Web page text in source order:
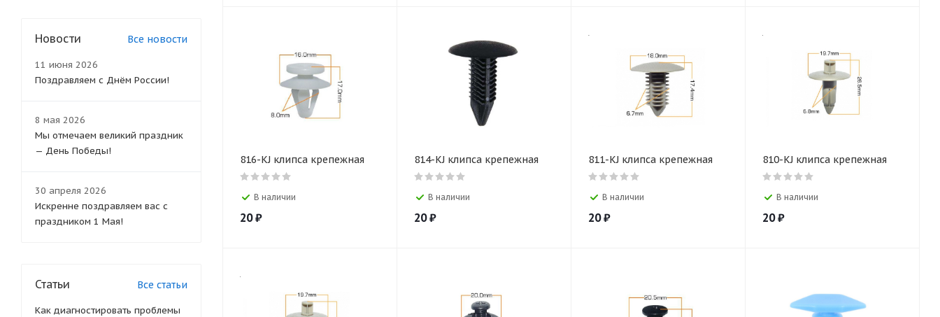
816-KJ клипса крепежная
В наличии
20₽
814-KJ клипса крепежная
В наличии
20₽
811-KJ клипса крепежная
В наличии
20₽
810-KJ клипса крепежная
В наличии
20₽
Новости Все новости
11 июня 2026
Поздравляем с Днём России!
8 мая 2026
Мы отмечаем великий праздник
— День Победы!
30 апреля 2026
Искренне поздравляем вас с
праздником 1 Мая!
Статьи Все статьи
Как диагностировать проблемы